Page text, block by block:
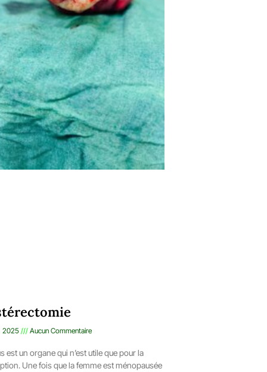
2025 Aucun Commentaire
est un organe qui n’est utile que pour la
Une fois que la femme est ménopausée